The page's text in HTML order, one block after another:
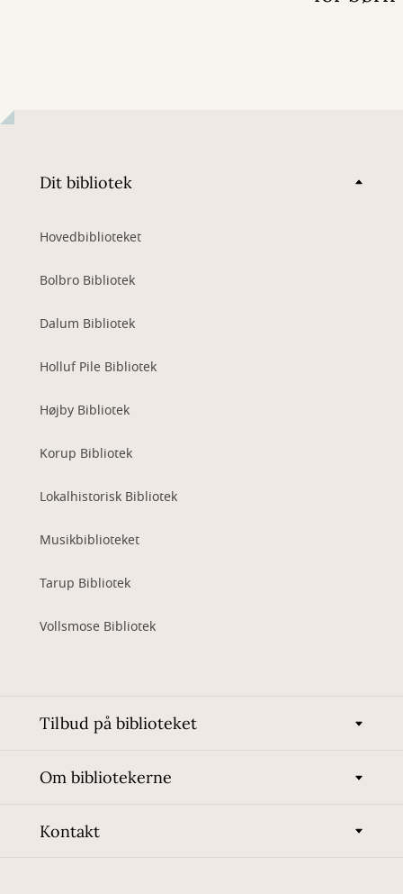
Dit bibliotek
Hovedbiblioteket
Bolbro Bibliotek
Dalum Bibliotek
Holluf Pile Bibliotek
Højby Bibliotek
Korup Bibliotek
Lokalhistorisk Bibliotek
Musikbiblioteket
Tarup Bibliotek
Vollsmose Bibliotek
Tilbud på biblioteket
Om bibliotekerne
Kontakt